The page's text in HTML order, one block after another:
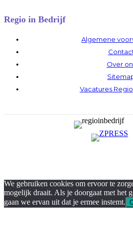
Regio in Bedrijf
Algemene
Over
Vacatures
We gebruiken cookies om ervoor te
mogelijk draait. Als je doorgaat met het
gaan we ervan uit dat je ermee instemt.